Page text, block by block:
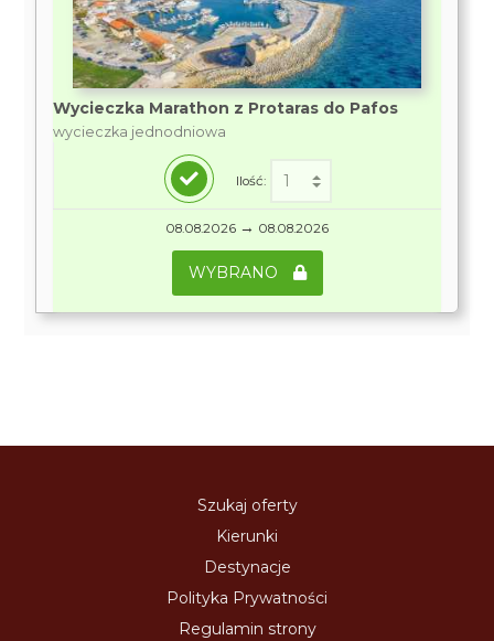
Wycieczka Marathon z Protaras do Pafos
wycieczka jednodniowa
Ilość:
08.08.2026 → 08.08.2026
WYBRANO
Szukaj oferty
Kierunki
Destynacje
Polityka Prywatności
Regulamin strony